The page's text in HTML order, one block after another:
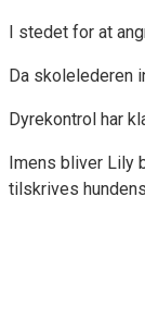
I stedet for at
Da skolelederen
Dyrekontrol har
Imens bliver Lily
tilskrives